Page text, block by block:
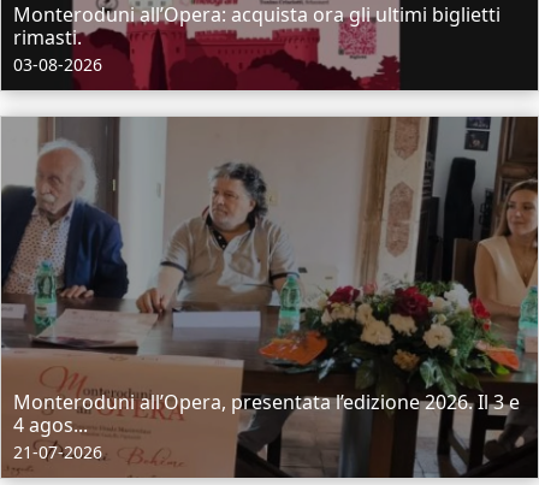
Monteroduni all’Opera: acquista ora gli ultimi biglietti
rimasti.
03-08-2026
Monteroduni all’Opera, presentata l’edizione 2026. Il 3 e
4 agos...
21-07-2026